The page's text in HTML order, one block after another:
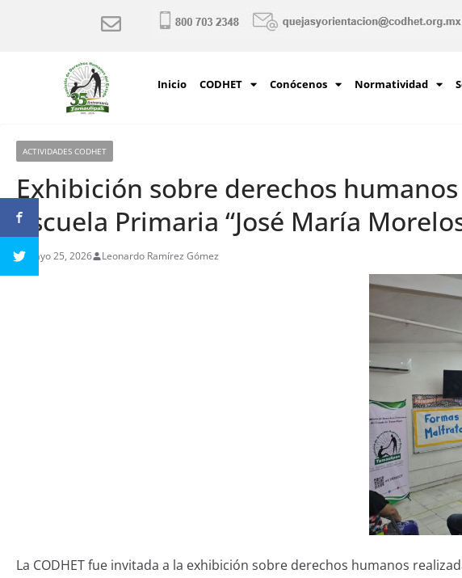
Inicio CODHET Conócenos Normatividad
ACTIVIDADES CODHET
Exhibición sobre derechos
Escuela Primaria “José María
mayo 25, 2026 Leonardo Ramírez Gómez
La CODHET fue invitada a la exhibición sobre derechos humanos